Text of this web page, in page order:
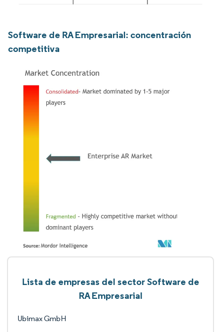
Software de RA Empresarial: concentración
competitiva
Lista de empresas del sector Software de
RA Empresarial
Ubimax GmbH